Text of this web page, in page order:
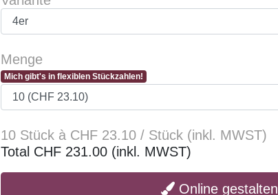
Menge
Mich gibt's in flexiblen Stückzahlen!
10 Stück à CHF 23.10 / Stück (inkl. MWST)
Total CHF 231.00 (inkl. MWST)
Online gestalten